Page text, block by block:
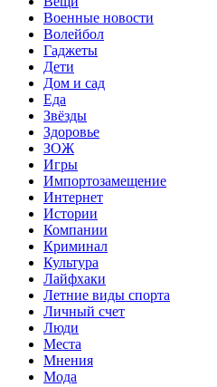
Военные новости
Волейбол
Гаджеты
Дети
Дом и сад
Еда
Звёзды
Здоровье
ЗОЖ
Игры
Импортозамещение
Интернет
Истории
Компании
Криминал
Культура
Лайфхаки
Летние виды спорта
Личный счет
Люди
Места
Мнения
Мода